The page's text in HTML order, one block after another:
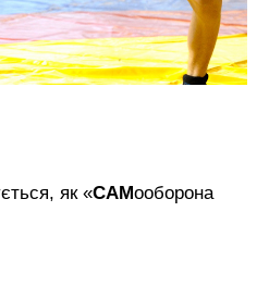
як «САМооборона